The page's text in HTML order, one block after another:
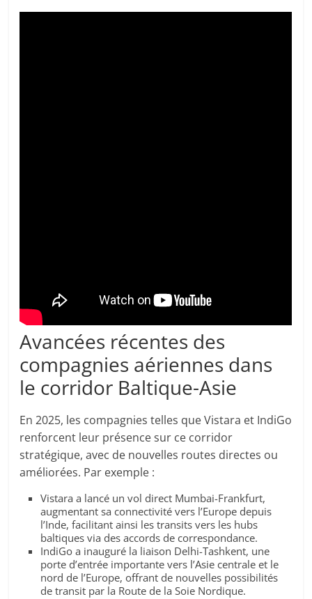
Avancées récentes des
compagnies aériennes dans
le corridor Baltique-Asie
En 2025, les compagnies telles que Vistara et IndiGo
renforcent leur présence sur ce corridor
stratégique, avec de nouvelles routes directes ou
améliorées. Par exemple :
Vistara a lancé un vol direct Mumbai-Frankfurt,
augmentant sa connectivité vers l’Europe depuis
l’Inde, facilitant ainsi les transits vers les hubs
baltiques via des accords de correspondance.
IndiGo a inauguré la liaison Delhi-Tashkent, une
porte d’entrée importante vers l’Asie centrale et le
nord de l’Europe, offrant de nouvelles possibilités
de transit par la Route de la Soie Nordique.